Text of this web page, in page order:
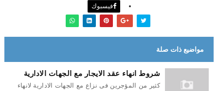
فيسبوك
مواضيع ذات صلة
شروط انهاء عقد الايجار مع الجهات الادارية
كثير من المؤجرين فى نزاع مع الجهات الادارية لانهاء